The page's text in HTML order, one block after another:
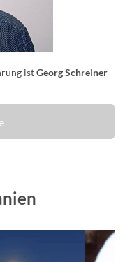
istGeorg Schreiner